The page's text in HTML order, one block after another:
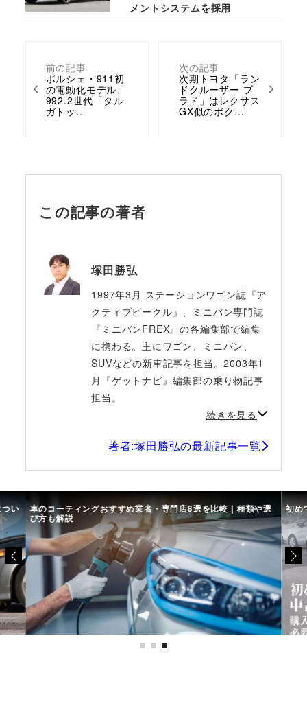
前の記事
ポルシェ・911初
の電動化モデル、
992.2世代「タル
ガトッ…
次の記事
次期トヨタ「ラン
ドクルーザー プ
ラド」はレクサス
GX似のボク…
メントシステムを採用
この記事の著者
塚田勝弘
1997年3月 ステーションワゴン誌『ア
クティブビークル』、ミニバン専門誌
『ミニバンFREX』の各編集部で編集
に携わる。主にワゴン、ミニバン、
SUVなどの新車記事を担当。2003年1
月『ゲットナビ』編集部の乗り物記事
担当。
続きを見る
著者:塚田勝弘の最新記事一覧
い 車のコーティングおすすめ業者・専門店8選を比較｜種類や選
び方も解説
初め